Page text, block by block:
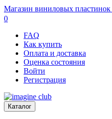
Магазин виниловых пластинок
0
FAQ
Как купить
Оплата и доставка
Оценка состояния
Войти
Регистрация
Каталог